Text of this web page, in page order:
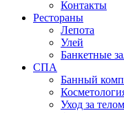
Контакты
Рестораны
Лепота
Улей
Банкетные
СПА
Банный
Уход за телом